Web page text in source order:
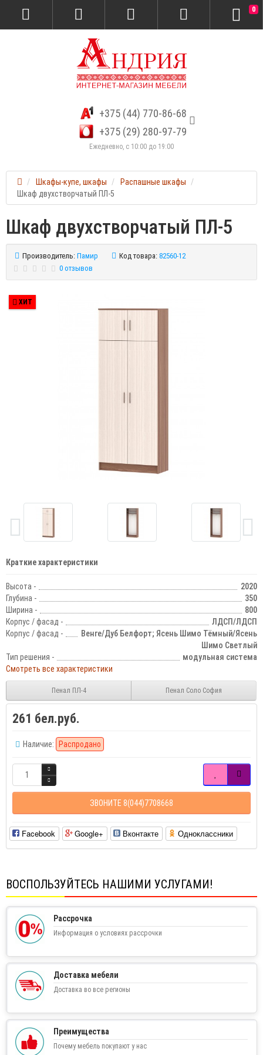
+375 (44) 770-86-68
+375 (29) 280-97-79
Ежедневно, с 10:00 до 19:00
0
Шкафы-купе, шкафы
Распашные шкафы
Шкаф двухстворчатый ПЛ-5
Шкаф двухстворчатый ПЛ-5
Производитель: Памир Код товара: 82560-12
0 отзывов
ХИТ
Краткие характеристики
Высота -
2020
Глубина -
350
Ширина -
800
Корпус / фасад -
ЛДСП/ЛДСП
Корпус / фасад -
Венге/Дуб Белфорт; Ясень Шимо Тёмный/Ясень
Шимо Светлый
Тип решения -
модульная система
Смотреть все характеристики
Пенал ПЛ-4 Пенал Соло София
261 бел.руб.
Наличие: Распродано
ЗВОНИТЕ 8(044)7708668
Facebook Google+ Вконтакте Одноклассники
ВОСПОЛЬЗУЙТЕСЬ НАШИМИ УСЛУГАМИ!
Рассрочка
Информация о условиях рассрочки
Доставка мебели
Доставка во все регионы
Преимущества
Почему мебель покупают у нас